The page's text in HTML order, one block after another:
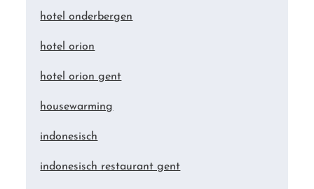
hotel onderbergen
hotel orion
hotel orion gent
housewarming
indonesisch
indonesisch restaurant gent